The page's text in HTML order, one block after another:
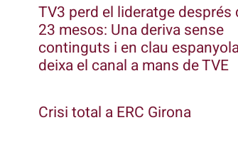
TV3 perd el lideratge després
23 mesos: Una deriva sense
continguts i en clau
deixa el canal a mans de TVE
Crisi total a ERC Girona